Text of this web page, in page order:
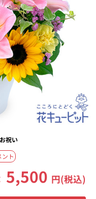
祝い
ト
5,500 円(税込)